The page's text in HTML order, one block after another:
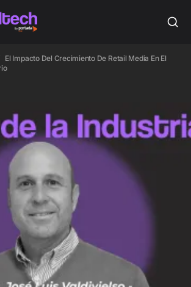
El Impacto Del Crecimiento De Retail Media En El